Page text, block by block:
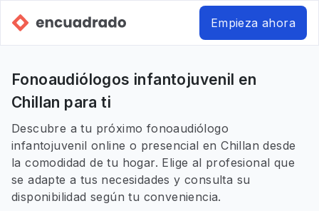
Empieza ahora
Fonoaudiólogos infantojuvenil en
Chillan para ti
Descubre a tu próximo fonoaudiólogo
infantojuvenil online o presencial en Chillan desde
la comodidad de tu hogar. Elige al profesional que
se adapte a tus necesidades y consulta su
disponibilidad según tu conveniencia.